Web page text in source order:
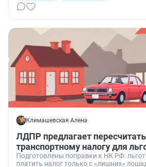
Климашевская Алена
ЛДПР предлагает
транспортному налогу для
Подготовлены поправки к НК РФ:
платить налог только с «лишних»